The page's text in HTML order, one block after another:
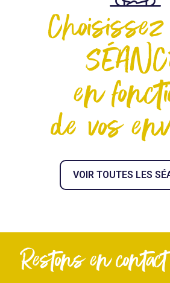
en
de vos
VOIR TOUTES LES
Restons en